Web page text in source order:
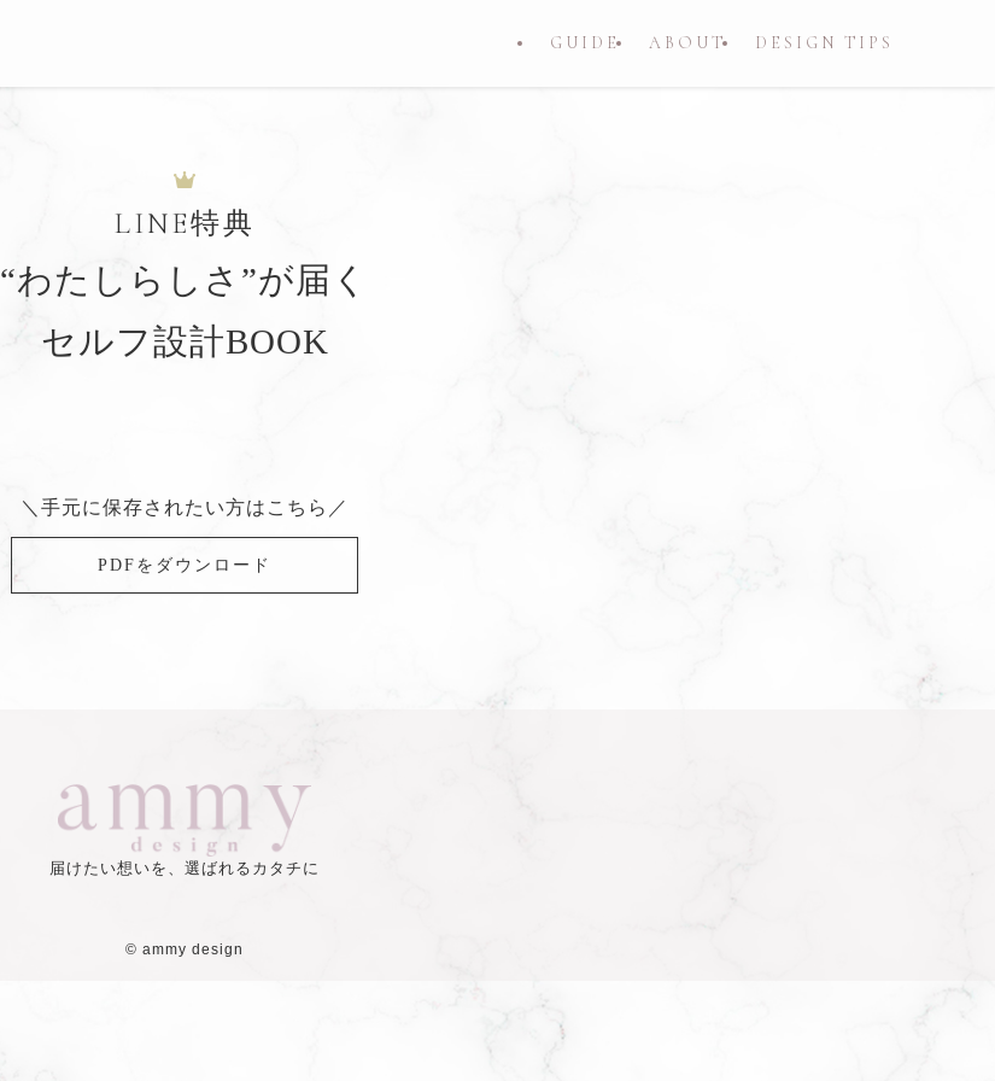
GUIDE ABOUT DESIGN TIPS
LINE特典
“わたしらしさ”が届く
セルフ設計BOOK
＼手元に保存されたい方はこちら／
PDFをダウンロード
届けたい想いを、選ばれるカタチに
© ammy design